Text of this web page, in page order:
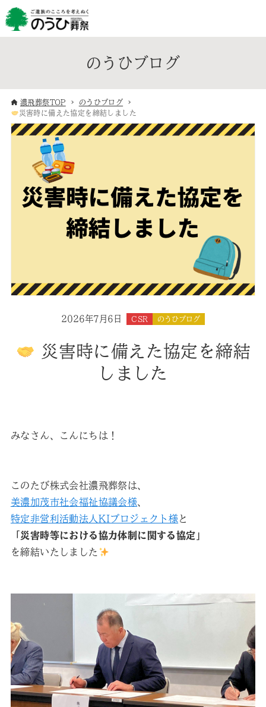
のうひブログ
濃飛葬祭TOP
のうひブログ
災害時に備えた協定を締結しました
2026年7月6日 CSR のうひブログ
災害時に備えた協定を締結
しました
みなさん、こんにちは！
このたび株式会社濃飛葬祭は、
美濃加茂市社会福祉協議会様、
特定非営利活動法人KIプロジェクト様と
「災害時等における協力体制に関する協定」
を締結いたしました